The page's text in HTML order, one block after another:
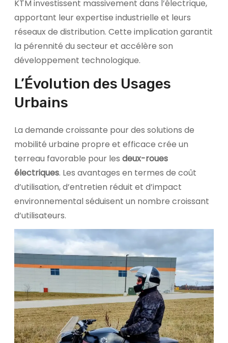
KTM investissent massivement dans l’électrique,
apportant leur expertise industrielle et leurs
réseaux de distribution. Cette implication garantit
la pérennité du secteur et accélère son
développement technologique.
L’Évolution des Usages
Urbains
La demande croissante pour des solutions de
mobilité urbaine propre et efficace crée un
terreau favorable pour les deux-roues
électriques. Les avantages en termes de coût
d’utilisation, d’entretien réduit et d’impact
environnemental séduisent un nombre croissant
d’utilisateurs.